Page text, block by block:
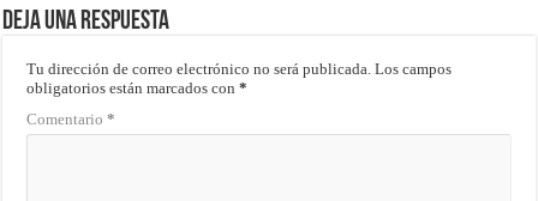
Deja una respuesta
Tu dirección de correo electrónico no será publicada. Los campos
obligatorios están marcados con*
Comentario*